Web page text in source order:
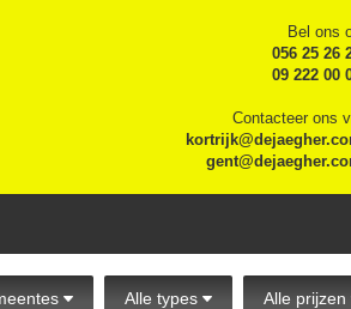
Bel ons
056 25 26
09 222 00
Contacteer ons
Alle types Alle prijzen